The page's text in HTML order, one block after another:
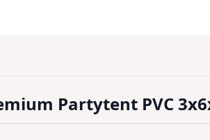
Partytent PVC